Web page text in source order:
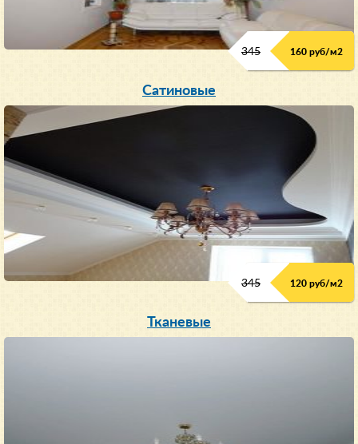
345 160 руб/м2
Сатиновые
345 120 руб/м2
Тканевые